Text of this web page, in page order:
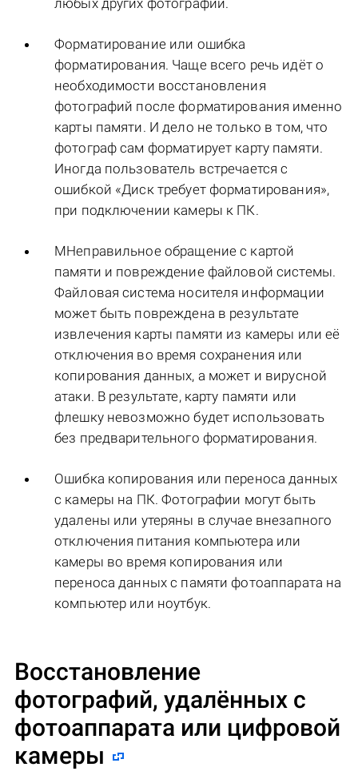
любых других фотографий.
Форматирование или ошибка
форматирования. Чаще всего речь идёт о
необходимости восстановления
фотографий после форматирования именно
карты памяти. И дело не только в том, что
фотограф сам форматирует карту памяти.
Иногда пользователь встречается с
ошибкой «Диск требует форматирования»,
при подключении камеры к ПК.
MНеправильное обращение с картой
памяти и повреждение файловой системы.
Файловая система носителя информации
может быть повреждена в результате
извлечения карты памяти из камеры или её
отключения во время сохранения или
копирования данных, а может и вирусной
атаки. В результате, карту памяти или
флешку невозможно будет использовать
без предварительного форматирования.
Ошибка копирования или переноса данных
с камеры на ПК. Фотографии могут быть
удалены или утеряны в случае внезапного
отключения питания компьютера или
камеры во время копирования или
переноса данных с памяти фотоаппарата на
компьютер или ноутбук.
Восстановление
фотографий, удалённых с
фотоаппарата или цифровой
камеры